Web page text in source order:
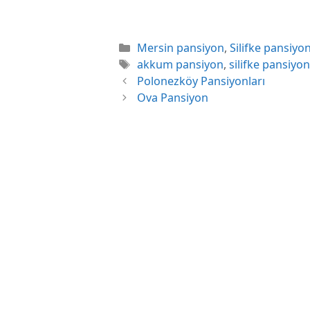
Kategoriler
Mersin pansiyon, Silifke
Etiketler
akkum pansiyon, silifke pansiyon
Polonezköy Pansiyonları
Ova Pansiyon